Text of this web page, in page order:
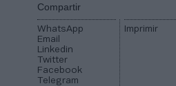
Compartir
WhatsApp
Email
Linkedin
Twitter
Facebook
Telegram
Imprimir